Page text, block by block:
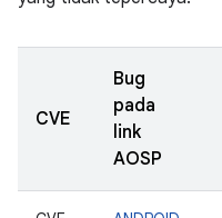
CVE
Bug
pada
link
AOSP